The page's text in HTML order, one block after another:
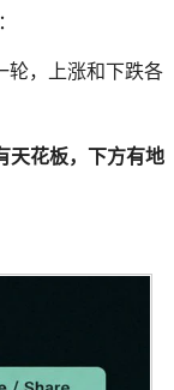
轮，上涨和下跌各
天花板，下方有地